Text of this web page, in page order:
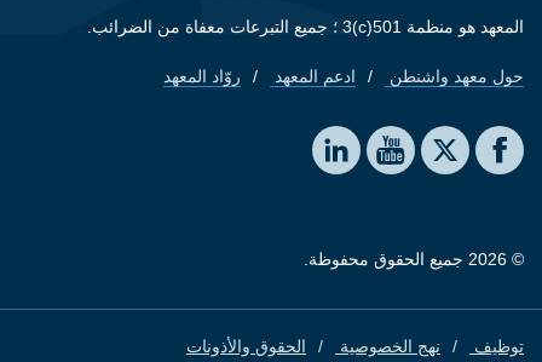
المعهد هو منظمة 501(c)3 ؛ جميع التبرعات معفاة من الضرائب.
Footer quick links
حول معهد واشنطن ادعم المعهد روّاد المعهد
Social media
The Washington Institute on Facebook
The Washington Institute on X
The Washington Institute on YouTube
The Washington Institute on LinkedIn
© 2026 جميع الحقوق محفوظة.
Footer
توظيف نهج الخصوصية الحقوق والأذونات